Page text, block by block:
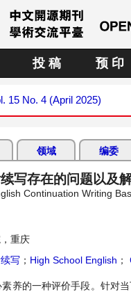
投 稿 预 印
15 No. 4 (April 2025)
领域 编委
写存在的问题以
Continuation Writing
重庆
写 ； High School English ；
养的一种评价手段。针对